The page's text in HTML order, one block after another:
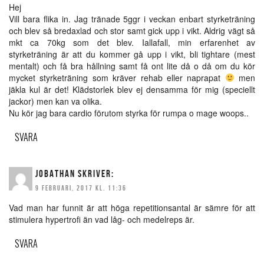
Hej
Vill bara flika in. Jag tränade 5ggr i veckan enbart styrketräning
och blev så bredaxlad och stor samt gick upp i vikt. Aldrig vägt så
mkt ca 70kg som det blev. Iallafall, min erfarenhet av
styrketräning är att du kommer gå upp i vikt, bli tightare (mest
mentalt) och få bra hållning samt få ont lite då o då om du kör
mycket styrketräning som kräver rehab eller naprapat
men
jäkla kul är det! Klädstorlek blev ej densamma för mig (speciellt
jackor) men kan va olika.
Nu kör jag bara cardio förutom styrka för rumpa o mage woops..
SVARA
JOBATHAN SKRIVER:
9 FEBRUARI, 2017 KL. 11:36
Vad man har funnit är att höga repetitionsantal är sämre för att
stimulera hypertrofi än vad låg- och medelreps är.
SVARA